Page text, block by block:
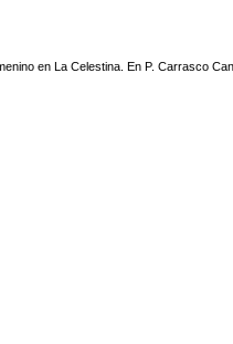
en La Celestina. En P. Carrasco